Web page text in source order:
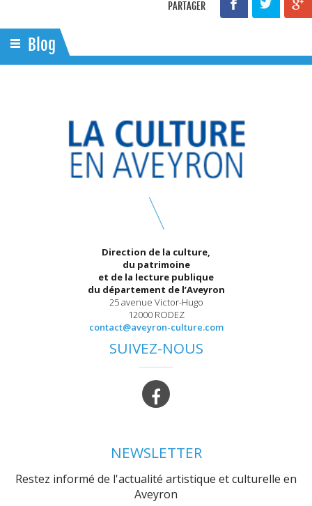
PARTAGER
Blog
Direction de la culture,
du patrimoine
et de la lecture publique
du département de l’Aveyron
25 avenue Victor-Hugo
12000 RODEZ
contact@aveyron-culture.com
SUIVEZ-NOUS
NEWSLETTER
Restez informé de l'actualité artistique et culturelle en
Aveyron